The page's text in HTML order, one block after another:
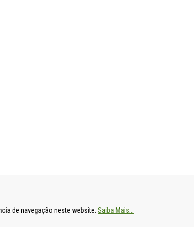
de navegação neste website.Saiba Mais...
HOSPITAL DE S. FRANCISCO XAVIER